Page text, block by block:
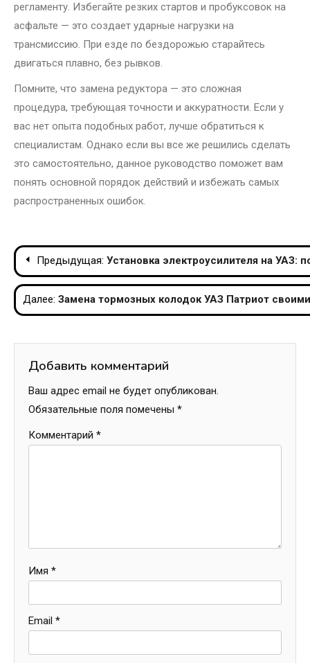
регламенту. Избегайте резких стартов и пробуксовок на
асфальте — это создает ударные нагрузки на
трансмиссию. При езде по бездорожью старайтесь
двигаться плавно, без рывков.
Помните, что замена редуктора — это сложная
процедура, требующая точности и аккуратности. Если у
вас нет опыта подобных работ, лучше обратиться к
специалистам. Однако если вы все же решились сделать
это самостоятельно, данное руководство поможет вам
понять основной порядок действий и избежать самых
распространенных ошибок.
Навигация
по
записям
Предыдущая: Установка электроусилителя на УАЗ:
Далее: Замена тормозных колодок УАЗ Патриот
Добавить комментарий
Ваш адрес email не будет опубликован.
Обязательные поля помечены *
Комментарий *
Имя *
Email *